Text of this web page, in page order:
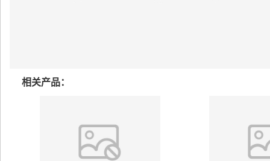
相关产品：